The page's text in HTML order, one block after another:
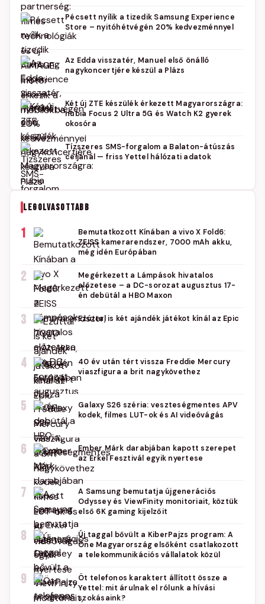
Pécsett nyílik a tizedik Samsung Experience
Store – nyitóhétvégén 20% kedvezménnyel
Az Edda visszatér, Manuel első önálló
nagykoncertjére készül a Plázs
Két új ZTE készülék érkezett Magyarországra:
nubia Focus 2 Ultra 5G és Watch K2 gyerek
okosóra
Tízszeres SMS-forgalom a Balaton-átúszás
céljánál — friss Yettel hálózati adatok
LEGOLVASOTTABB
1
Bemutatkozott Kínában a vivo X Fold6:
ZEISS kamerarendszer, 7000 mAh akku,
még idén Európában
2
Megérkezett a Lámpások hivatalos
előzetese – a DC-sorozat augusztus 17-
én debütál a HBO Maxon
3 Ezúttal is két ajándék játékot kínál az Epic
4
40 év után tért vissza Freddie Mercury
viaszfigura a brit nagykövethez
5
Galaxy S26 széria: veszteségmentes APV
kodek, filmes LUT-ok és AI videóvágás
6
Ember Márk darabjában kapott szerepet
az Erkel Fesztivál egyik nyertese
7
A Samsung bemutatja újgenerációs
Odyssey és ViewFinity monitoriait, köztük
első 6K gaming kijelzőit
8
Új taggal bővült a KiberPajzs program: A
One Magyarország elsőként csatlakozott
a telekommunikációs vállalatok közül
9
Öt telefonos karaktert állított össze a
Yettel: mit árulnak el rólunk a hívási
szokásaink?